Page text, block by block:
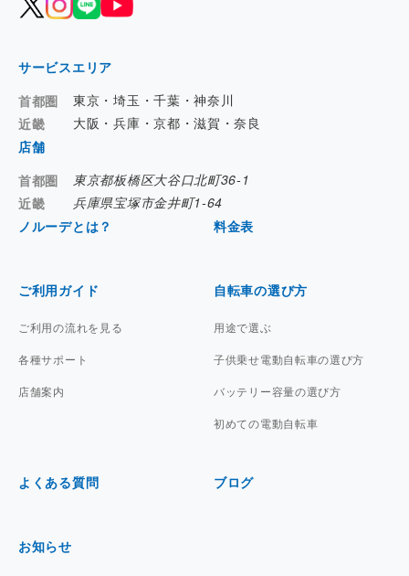
サービスエリア
首都圏
東京・埼玉・千葉・神奈川
近畿
大阪・兵庫・京都・滋賀・奈良
店舗
首都圏
東京都板橋区大谷口北町36-1
近畿
兵庫県宝塚市金井町1-64
ノルーデとは？
料金表
ご利用ガイド
ご利用の流れを見る
各種サポート
店舗案内
自転車の選び方
用途で選ぶ
子供乗せ電動自転車の選び方
バッテリー容量の選び方
初めての電動自転車
よくある質問 ブログ
お知らせ